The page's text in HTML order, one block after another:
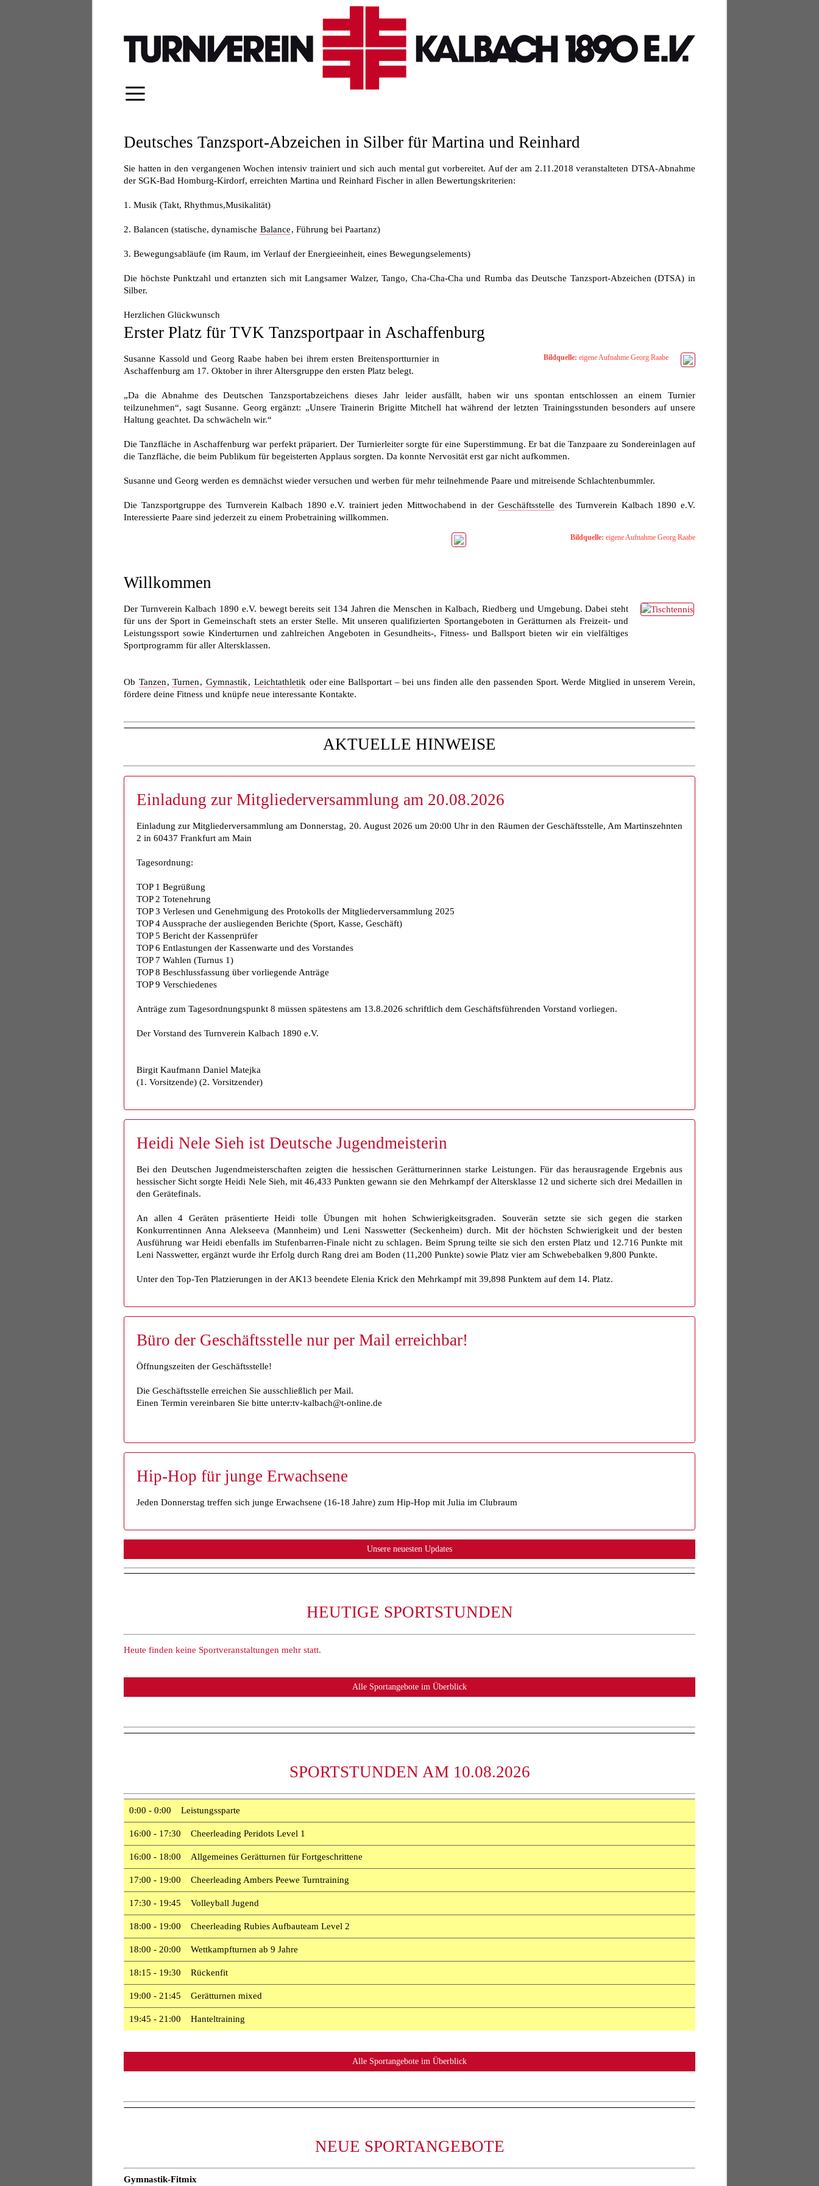
≡
Deutsches Tanzsport-Abzeichen in Silber für Martina und Reinhard
Sie hatten in den vergangenen Wochen intensiv trainiert und sich auch mental gut vorbereitet. Auf der am 2.11.2018 veranstalteten DTSA-Abnahme
der SGK-Bad Homburg-Kirdorf, erreichten Martina und Reinhard Fischer in allen Bewertungskriterien:
1. Musik (Takt, Rhythmus,Musikalität)
2. Balancen (statische, dynamische Balance, Führung bei Paartanz)
3. Bewegungsabläufe (im Raum, im Verlauf der Energieeinheit, eines Bewegungselements)
Die höchste Punktzahl und ertanzten sich mit Langsamer Walzer, Tango, Cha-Cha-Cha und Rumba das Deutsche Tanzsport-Abzeichen (DTSA) in
Silber.
Herzlichen Glückwunsch
Erster Platz für TVK Tanzsportpaar in Aschaffenburg
Bildquelle: eigene Aufnahme Georg Raabe
Susanne Kassold und Georg Raabe haben bei ihrem ersten Breitensportturnier in
Aschaffenburg am 17. Oktober in ihrer Altersgruppe den ersten Platz belegt.
„Da die Abnahme des Deutschen Tanzsportabzeichens dieses Jahr leider ausfällt, haben wir uns spontan entschlossen an einem Turnier
teilzunehmen“, sagt Susanne. Georg ergänzt: „Unsere Trainerin Brigitte Mitchell hat während der letzten Trainingsstunden besonders auf unsere
Haltung geachtet. Da schwächeln wir.“
Die Tanzfläche in Aschaffenburg war perfekt präpariert. Der Turnierleiter sorgte für eine Superstimmung. Er bat die Tanzpaare zu Sondereinlagen auf
die Tanzfläche, die beim Publikum für begeisterten Applaus sorgten. Da konnte Nervosität erst gar nicht aufkommen.
Susanne und Georg werden es demnächst wieder versuchen und werben für mehr teilnehmende Paare und mitreisende Schlachtenbummler.
Die Tanzsportgruppe des Turnverein Kalbach 1890 e.V. trainiert jeden Mittwochabend in der Geschäftsstelle des Turnverein Kalbach 1890 e.V.
Interessierte Paare sind jederzeit zu einem Probetraining willkommen.
Bildquelle: eigene Aufnahme Georg Raabe
Willkommen
Der Turnverein Kalbach 1890 e.V. bewegt bereits seit 134 Jahren die Menschen in Kalbach, Riedberg und Umgebung. Dabei steht
für uns der Sport in Gemeinschaft stets an erster Stelle. Mit unseren qualifizierten Sportangeboten in Gerätturnen als Freizeit- und
Leistungssport sowie Kinderturnen und zahlreichen Angeboten in Gesundheits-, Fitness- und Ballsport bieten wir ein vielfältiges
Sportprogramm für aller Altersklassen.
Ob Tanzen, Turnen, Gymnastik, Leichtathletik oder eine Ballsportart – bei uns finden alle den passenden Sport. Werde Mitglied in unserem Verein,
fördere deine Fitness und knüpfe neue interessante Kontakte.
TUELLE HINWEISE
Einladung zur Mitgliederversammlung am 20.08.2026
Einladung zur Mitgliederversammlung am Donnerstag, 20. August 2026 um 20:00 Uhr in den Räumen der Geschäftsstelle, Am Martinszehnten
2 in 60437 Frankfurt am Main
Tagesordnung:
TOP 1 Begrüßung
TOP 2 Totenehrung
TOP 3 Verlesen und Genehmigung des Protokolls der Mitgliederversammlung 2025
TOP 4 Aussprache der ausliegenden Berichte (Sport, Kasse, Geschäft)
TOP 5 Bericht der Kassenprüfer
TOP 6 Entlastungen der Kassenwarte und des Vorstandes
TOP 7 Wahlen (Turnus 1)
TOP 8 Beschlussfassung über vorliegende Anträge
TOP 9 Verschiedenes
Anträge zum Tagesordnungspunkt 8 müssen spätestens am 13.8.2026 schriftlich dem Geschäftsführenden Vorstand vorliegen.
Der Vorstand des Turnverein Kalbach 1890 e.V.
Birgit Kaufmann Daniel Matejka
(1. Vorsitzende) (2. Vorsitzender)
Heidi Nele Sieh ist Deutsche Jugendmeisterin
Bei den Deutschen Jugendmeisterschaften zeigten die hessischen Gerätturnerinnen starke Leistungen. Für das herausragende Ergebnis aus
hessischer Sicht sorgte Heidi Nele Sieh, mit 46,433 Punkten gewann sie den Mehrkampf der Altersklasse 12 und sicherte sich drei Medaillen in
den Gerätefinals.
An allen 4 Geräten präsentierte Heidi tolle Übungen mit hohen Schwierigkeitsgraden. Souverän setzte sie sich gegen die starken
Konkurrentinnen Anna Alekseeva (Mannheim) und Leni Nasswetter (Seckenheim) durch. Mit der höchsten Schwierigkeit und der besten
Ausführung war Heidi ebenfalls im Stufenbarren-Finale nicht zu schlagen. Beim Sprung teilte sie sich den ersten Platz und 12.716 Punkte mit
Leni Nasswetter, ergänzt wurde ihr Erfolg durch Rang drei am Boden (11,200 Punkte) sowie Platz vier am Schwebebalken 9,800 Punkte.
Unter den Top-Ten Platzierungen in der AK13 beendete Elenia Krick den Mehrkampf mit 39,898 Punktem auf dem 14. Platz.
Büro der Geschäftsstelle nur per Mail erreichbar!
Öffnungszeiten der Geschäftsstelle!
Die Geschäftsstelle erreichen Sie ausschließlich per Mail.
Einen Termin vereinbaren Sie bitte unter:tv-kalbach@t-online.de
Hip-Hop für junge Erwachsene
Jeden Donnerstag treffen sich junge Erwachsene (16-18 Jahre) zum Hip-Hop mit Julia im Clubraum
HEUTIGE SPORTSTUNDEN
Heute finden keine Sportveranstaltungen mehr statt.
SPORTSTUNDEN AM 10.08.2026
0:00 - 0:00 Leistungssparte
16:00 - 17:30 Cheerleading Peridots Level 1
16:00 - 18:00 Allgemeines Gerätturnen für Fortgeschrittene
17:00 - 19:00 Cheerleading Ambers Peewe Turntraining
17:30 - 19:45 Volleyball Jugend
18:00 - 19:00 Cheerleading Rubies Aufbauteam Level 2
18:00 - 20:00 Wettkampfturnen ab 9 Jahre
18:15 - 19:30 Rückenfit
19:00 - 21:45 Gerätturnen mixed
19:45 - 21:00 Hanteltraining
NEUE SPORTANGEBOTE
Gymnastik-Fitmix